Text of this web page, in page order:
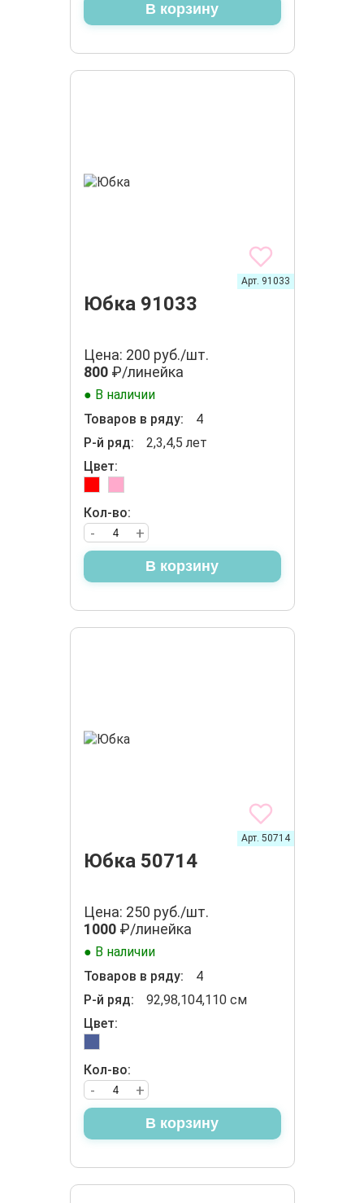
В корзину
Юбка 91033
Арт. 91033
Цена: 200 руб./шт.
800₽/линейка
● В наличии
Товаров в ряду:
4
Р-й ряд:
2,3,4,5 лет
Цвет:
Кол-во:
+
-
В корзину
Юбка 50714
Арт. 50714
Цена: 250 руб./шт.
1000₽/линейка
● В наличии
Товаров в ряду:
4
Р-й ряд:
92,98,104,110 см
Цвет:
Кол-во:
+
-
В корзину